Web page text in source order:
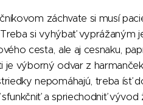
záchvate si musí
si vyhýbať vyprážaným
cesta, ale aj cesnaku,
je výborný odvar z
nepomáhajú, treba ísť
a spriechodniť vývod